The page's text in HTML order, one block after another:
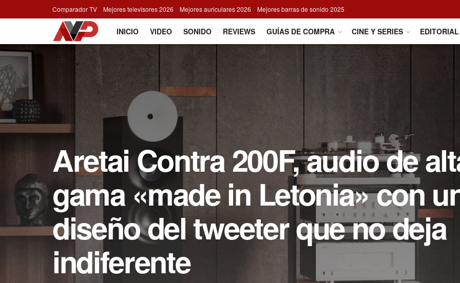
Comparador TV Mejores televisores 2026 Mejores auriculares 2026 Mejores barras de sonido 2025
INICIO VIDEO SONIDO REVIEWS GUÍAS DE COMPRA CINE Y SERIES EDITORIAL
Aretai Contra 200F, audio de
gama «made in Letonia» con
diseño del tweeter que no deja
indiferente